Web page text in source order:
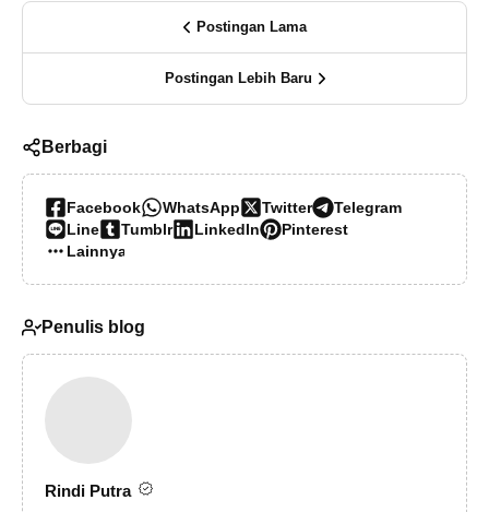
Postingan Lama
Postingan Lebih Baru
Berbagi
Facebook WhatsApp Twitter
Telegram
Line
Tumblr LinkedIn
Pinterest
Lainnya…
Penulis blog
Rindi Putra